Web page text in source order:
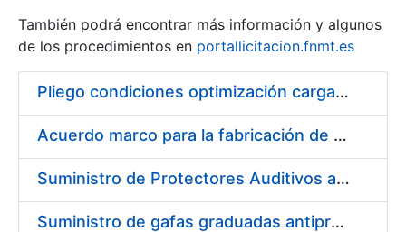
Erakutsi/Ezkutatu
También podrá encontrar más información y algunos
de los procedimientos en portallicitacion.fnmt.es
Pliego condiciones optimización cargas compras firmado
Acuerdo marco para la fabricación de piezas
Suministro de Protectores Auditivos a medida para las personas trabajadoras de los Centros de Trabajo de Madrid y Burgos
Suministro de gafas graduadas antiproyecciones para los trabajadores de la FNMT-RCM en los centros de trabajo de Madrid y Burgos